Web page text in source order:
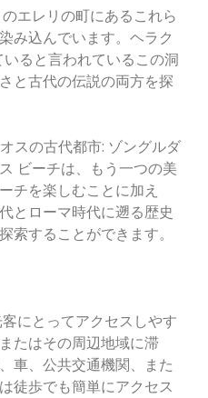
エレリの町にあるこれら
み込んでいます。ヘラク
ると言われているこの洞
と古代の伝説の両方を探
スの古代都市: ゾングルダ
ビーチは、もう一つの美
チを楽しむことに加え
とローマ時代に遡る歴史
索することができます。
にとってアクセスしやす
たはその周辺地域に滞
車、公共交通機関、また
徒歩でも簡単にアクセス